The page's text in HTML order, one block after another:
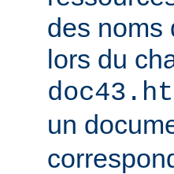
des noms
lors du
un